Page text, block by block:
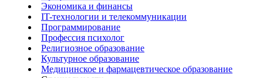
Экономика и финансы
IT-технологии и телекоммуникации
Программирование
Профессия психолог
Религиозное образование
Культурное образование
Медицинское и фармацевтическое образование